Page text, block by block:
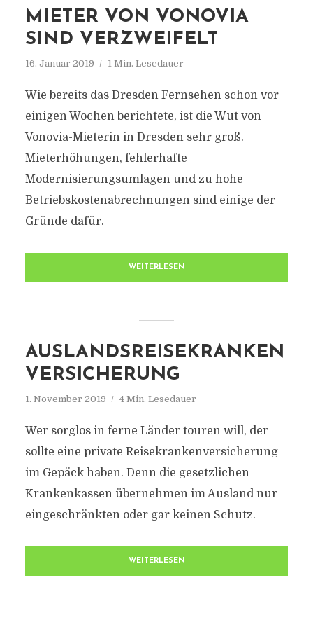
MIETER VON VONOVIA
SIND VERZWEIFELT
16. Januar 2019 1 Min. Lesedauer
Wie bereits das Dresden Fernsehen schon vor
einigen Wochen berichtete, ist die Wut von
Vonovia-Mieterin in Dresden sehr groß.
Mieterhöhungen, fehlerhafte
Modernisierungsumlagen und zu hohe
Betriebskostenabrechnungen sind einige der
Gründe dafür.
WEITERLESEN
AUSLANDSREISEKRANKEN
VERSICHERUNG
1. November 2019 4 Min. Lesedauer
Wer sorglos in ferne Länder touren will, der
sollte eine private Reisekrankenversicherung
im Gepäck haben. Denn die gesetzlichen
Krankenkassen übernehmen im Ausland nur
eingeschränkten oder gar keinen Schutz.
WEITERLESEN